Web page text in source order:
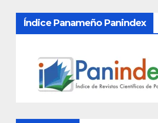
Índice Panameño Panindex